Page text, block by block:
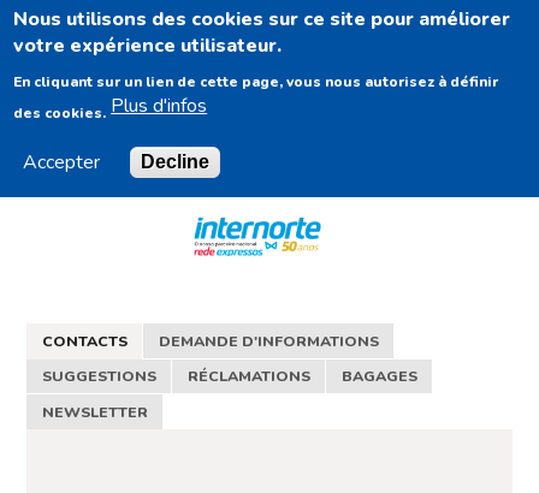
Nous utilisons des cookies sur ce site pour améliorer
votre expérience utilisateur.
En cliquant sur un lien de cette page, vous nous autorisez à définir
des cookies. Plus d'infos
Accepter Decline
CONTACTS
DEMANDE D'INFORMATIONS
SUGGESTIONS
RÉCLAMATIONS
BAGAGES
NEWSLETTER